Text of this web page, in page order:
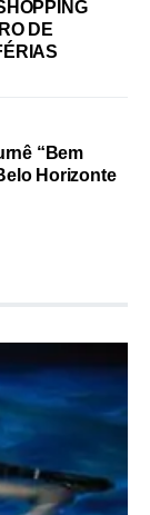
DE
“Bem
Horizonte